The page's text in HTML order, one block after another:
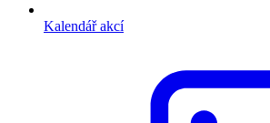
Kalendář akcí